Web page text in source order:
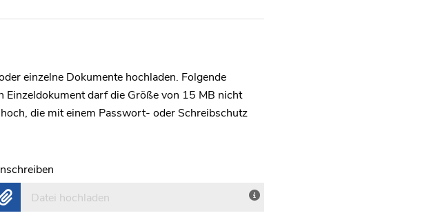
einzelne Dokumente hochladen. Folgende
Einzeldokument darf die Größe von 15 MB nicht
die mit einem Passwort- oder Schreibschutz
Datei hochladen